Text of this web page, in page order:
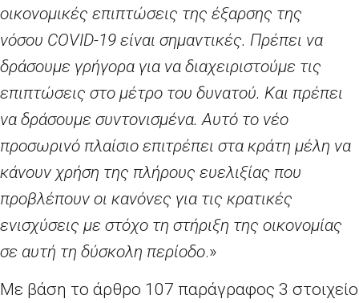
οικονομικές επιπτώσεις της έξαρσης της
νόσου COVID-19 είναι σημαντικές. Πρέπει να
δράσουμε γρήγορα για να διαχειριστούμε τις
επιπτώσεις στο μέτρο του δυνατού. Και πρέπει
να δράσουμε συντονισμένα. Αυτό το νέο
προσωρινό πλαίσιο επιτρέπει στα κράτη μέλη να
κάνουν χρήση της πλήρους ευελιξίας που
προβλέπουν οι κανόνες για τις κρατικές
ενισχύσεις με στόχο τη στήριξη της οικονομίας
σε αυτή τη δύσκολη περίοδο.»
Με βάση το άρθρο 107 παράγραφος 3 στοιχείο